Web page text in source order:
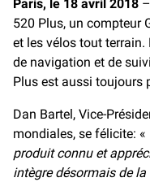
Paris, le 18 avril 2018
520 Plus, un compteur
et les vélos tout
de navigation et de
Plus est aussi toujours
Dan Bartel, Vice-
mondiales, se félicite: «
produit connu et
intègre désormais de